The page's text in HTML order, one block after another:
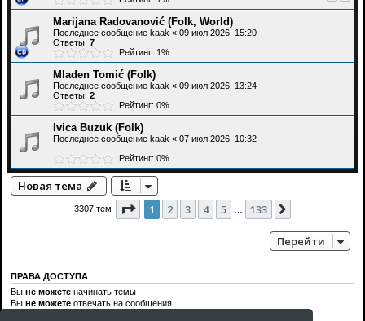
Marijana Radovanović (Folk, World)
Последнее сообщение kaak « 09 июл 2026, 15:20
Ответы: 7
Рейтинг: 1%
Mladen Tomić (Folk)
Последнее сообщение kaak « 09 июл 2026, 13:24
Ответы: 2
Рейтинг: 0%
Ivica Buzuk (Folk)
Последнее сообщение kaak « 07 июл 2026, 10:32
Рейтинг: 0%
Новая тема
3307 тем Страница из 133
1 2 3 4 5 133
Перейти
ПРАВА ДОСТУПА
Вы не можете начинать темы
Вы не можете отвечать на сообщения